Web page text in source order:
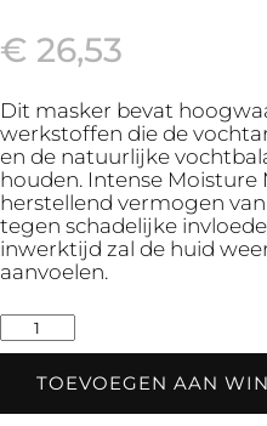
€ 26,53
Dit masker bevat
werkstoffen die de
en de natuurlijke
houden. Intense
herstellend vermogen
tegen schadelijke
inwerktijd zal de huid
aanvoelen.
Intense
Moisture
Mask
150
TOEVOEGEN AAN